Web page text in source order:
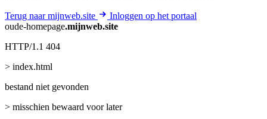
Terug naar mijnweb.site
Inloggen op het portaal
oude-homepage.mijnweb.site
HTTP/1.1 404
> index.html
bestand niet gevonden
> misschien bewaard voor later